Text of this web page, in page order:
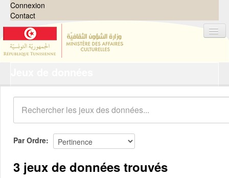
Connexion
Contact
Organisations
Groupes
Demandes 0
À propos
Par Ordre
3 jeux de données trouvés